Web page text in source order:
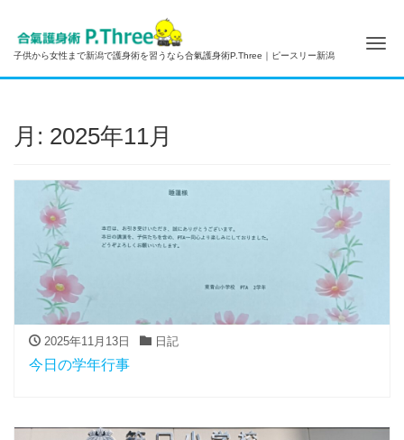
子供から女性まで新潟で護身術を習うなら合氣護身術P.Three｜ピースリー新潟
月: 2025年11月
2025年11月13日 日記
今日の学年行事